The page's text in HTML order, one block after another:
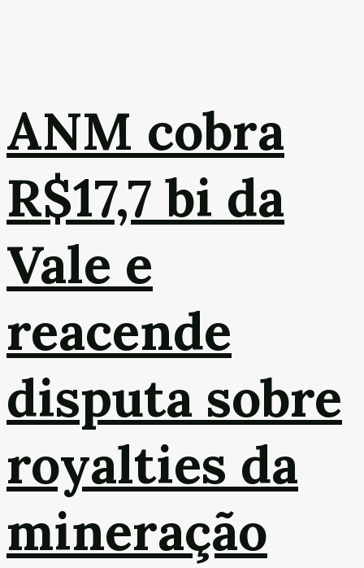
ANM cobra
R$17,7 bi da
Vale e
reacende
disputa sobre
royalties da
mineração